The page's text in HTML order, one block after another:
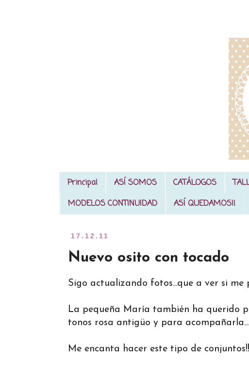
Principal ASÍ SOMOS CATÁLOGOS
MODELOS CONTINUIDAD
ASÍ QUEDAMOS!!
17.12.11
Nuevo osito con tocado
Sigo actualizando fotos...que a ver si me
La pequeña María también ha querido
tonos rosa antigüo y para
Me encanta hacer este tipo de